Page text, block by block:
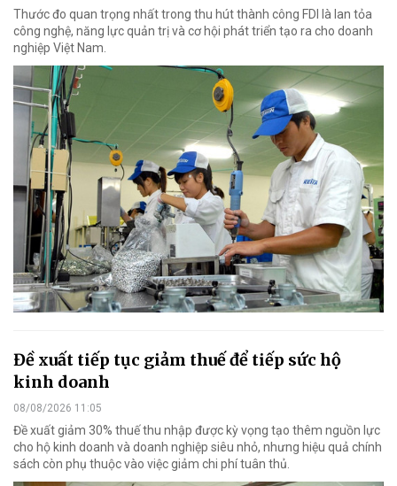
Thước đo quan trọng nhất trong thu hút thành công FDI là lan tỏa
công nghệ, năng lực quản trị và cơ hội phát triển tạo ra cho doanh
nghiệp Việt Nam.
Đề xuất tiếp tục giảm thuế để tiếp sức hộ
kinh doanh
08/08/2026 11:05
Đề xuất giảm 30% thuế thu nhập được kỳ vọng tạo thêm nguồn lực
cho hộ kinh doanh và doanh nghiệp siêu nhỏ, nhưng hiệu quả chính
sách còn phụ thuộc vào việc giảm chi phí tuân thủ.